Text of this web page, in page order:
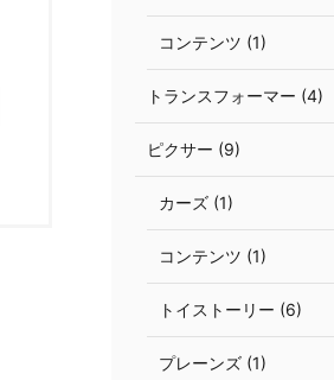
コンテンツ (1)
トランスフォーマー (4)
ピクサー (9)
カーズ (1)
コンテンツ (1)
トイストーリー (6)
プレーンズ (1)